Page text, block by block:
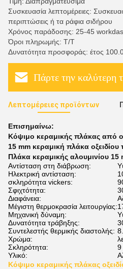
Συσκευασία λεπτομέρειες:
περιπτώσεις ή τα ράφια σιδήρου
Χρόνος παράδοσης: 25-45 workdas
Όροι πληρωμής: Τ/Τ
Δυνατότητα προσφοράς: έτος
Πάρτε την καλύτερη
Λεπτομέρειες προϊόντων
Επισημαίνω:
Κόψιμο κεραμικής πλάκας από
15 mm κεραμική πλάκα οξειδίου
Πλάκα κεραμικής αλουμινίου 15
Αντίσταση στη διάβρωση:
Ηλεκτρική αντίσταση:
σκληρότητα vickers:
Σφιχτότητα:
Διαφάνεια:
Μέγιστη θερμοκρασία λειτουργίας:
Μηχανική δύναμη:
Δυνατότητα τράβηξης:
Συντελεστής θερμικής διαστολής:
Χρώμα:
Σκληρότητα:
9
Υλικό:
Κόψιμο κεραμικής πλάκας